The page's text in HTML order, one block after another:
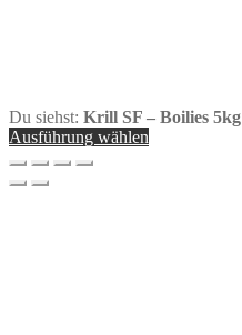
Du siehst: Krill SF – Boilies 5kg
Ausführung wählen